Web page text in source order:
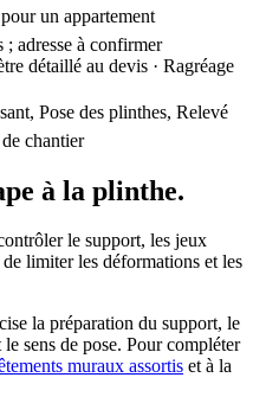
un appartement
; adresse à confirmer
détaillé au devis · Ragréage
Pose des plinthes, Relevé
chantier
à la plinthe.
le support, les jeux
limiter les déformations et les
la préparation du support, le
sens de pose. Pour compléter
muraux assortis et à la